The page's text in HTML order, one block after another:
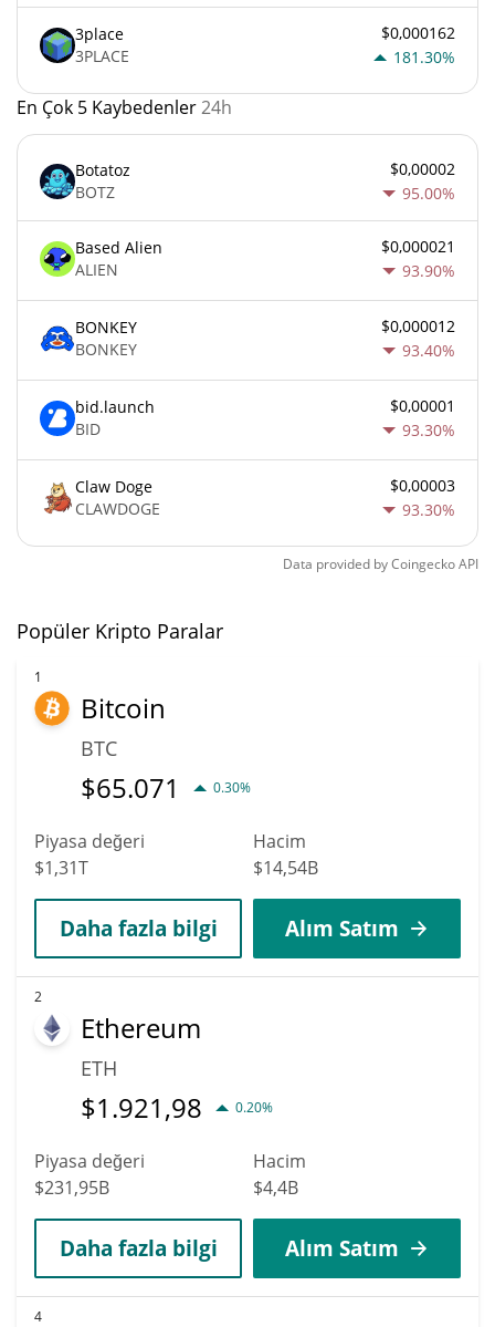
3place
3PLACE
$0,000162
181.30%
En Çok 5 Kaybedenler24h
Botatoz
BOTZ
$0,00002
95.00%
Based Alien
ALIEN
$0,000021
93.90%
BONKEY
BONKEY
$0,000012
93.40%
bid.launch
BID
$0,00001
93.30%
Claw Doge
CLAWDOGE
$0,00003
93.30%
Data provided byCoingeckoAPI
Popüler Kripto Paralar
1
Bitcoin
BTC
$65.071 0.30%
Piyasa değeri
$1,31T
Hacim
$14,54B
Daha fazla bilgi Alım Satım
2
Ethereum
ETH
$1.921,98 0.20%
Piyasa değeri
$231,95B
Hacim
$4,4B
Daha fazla bilgi Alım Satım
4